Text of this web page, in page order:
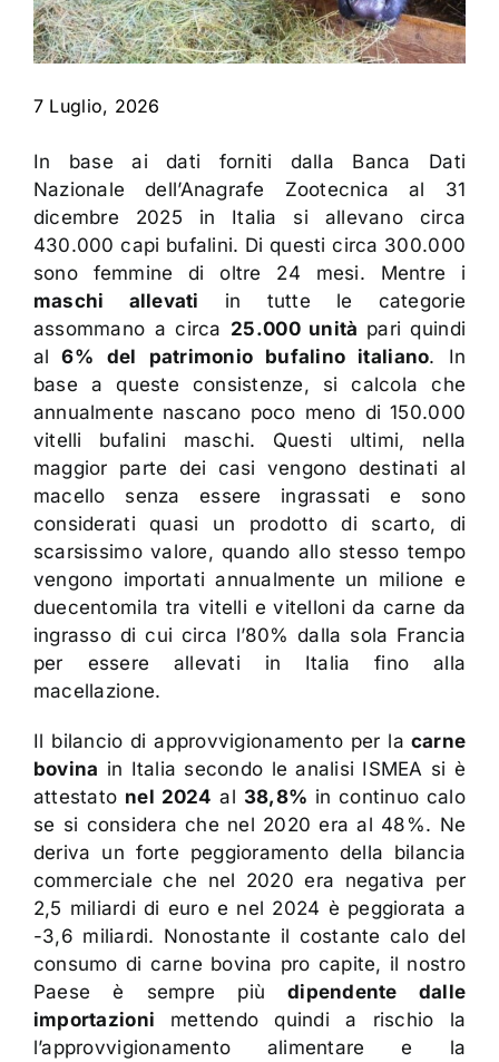
7 Luglio, 2026
In base ai dati forniti dalla Banca Dati
Nazionale dell’Anagrafe Zootecnica al 31
dicembre 2025 in Italia si allevano circa
430.000 capi bufalini. Di questi circa 300.000
sono femmine di oltre 24 mesi. Mentre i
maschi allevati in tutte le categorie
assommano a circa 25.000 unità pari quindi
al 6% del patrimonio bufalino italiano. In
base a queste consistenze, si calcola che
annualmente nascano poco meno di 150.000
vitelli bufalini maschi. Questi ultimi, nella
maggior parte dei casi vengono destinati al
macello senza essere ingrassati e sono
considerati quasi un prodotto di scarto, di
scarsissimo valore, quando allo stesso tempo
vengono importati annualmente un milione e
duecentomila tra vitelli e vitelloni da carne da
ingrasso di cui circa l’80% dalla sola Francia
per essere allevati in Italia fino alla
macellazione.
Il bilancio di approvvigionamento per la carne
bovina in Italia secondo le analisi ISMEA si è
attestato nel 2024 al 38,8% in continuo calo
se si considera che nel 2020 era al 48%. Ne
deriva un forte peggioramento della bilancia
commerciale che nel 2020 era negativa per
2,5 miliardi di euro e nel 2024 è peggiorata a
-3,6 miliardi. Nonostante il costante calo del
consumo di carne bovina pro capite, il nostro
Paese è sempre piùdipendente dalle
importazioni mettendo quindi a rischio la
l’approvvigionamento alimentare e la